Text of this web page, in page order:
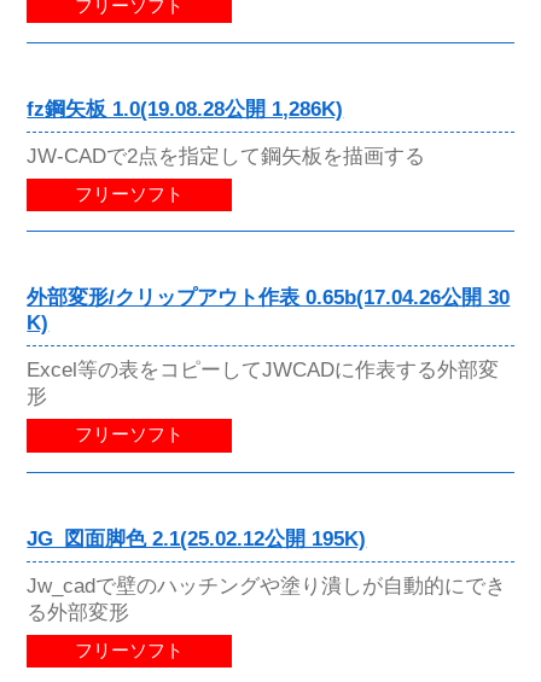
フリーソフト
fz鋼矢板 1.0(19.08.28公開 1,286K)
JW-CADで2点を指定して鋼矢板を描画する
フリーソフト
外部変形/クリップアウト作表 0.65b(17.04.26公開 30
K)
Excel等の表をコピーしてJWCADに作表する外部変
形
フリーソフト
JG_図面脚色 2.1(25.02.12公開 195K)
Jw_cadで壁のハッチングや塗り潰しが自動的にでき
る外部変形
フリーソフト